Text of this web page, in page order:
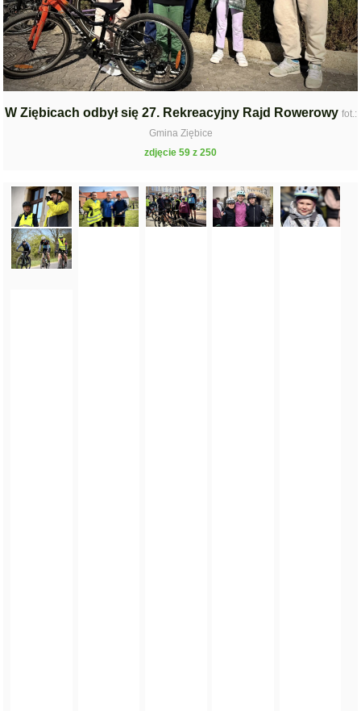
W Ziębicach odbył się 27. Rekreacyjny Rajd Rowerowy fot.:
Gmina Ziębice
zdjęcie 59 z 250